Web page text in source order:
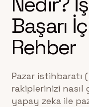
Başarı
Rehber
Pazar
rakiplerinizi nasıl
yapay zeka ile